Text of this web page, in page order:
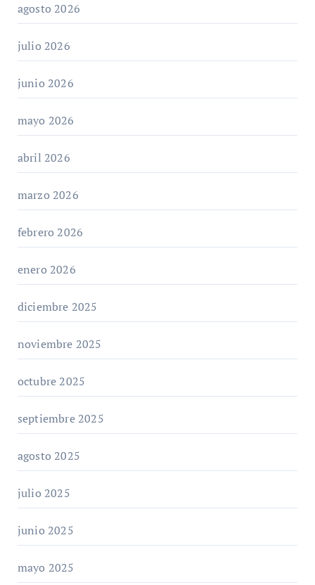
agosto 2026
julio 2026
junio 2026
mayo 2026
abril 2026
marzo 2026
febrero 2026
enero 2026
diciembre 2025
noviembre 2025
octubre 2025
septiembre 2025
agosto 2025
julio 2025
junio 2025
mayo 2025